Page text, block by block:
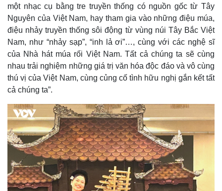
một nhạc cụ bằng tre truyền thống có nguồn gốc từ Tây
Nguyên của Việt Nam, hay tham gia vào những điệu múa,
điệu nhảy truyền thống sôi động từ vùng núi Tây Bắc Việt
Nam, như “nhảy sạp”, “inh lả ơi”…, cùng với các nghệ sĩ
của Nhà hát múa rối Việt Nam. Tất cả chúng ta sẽ cùng
nhau trải nghiệm những giá trị văn hóa độc đáo và vô cùng
thú vị của Việt Nam, cùng củng cố tình hữu nghị gắn kết tất
cả chúng ta”.